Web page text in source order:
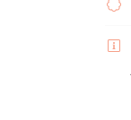

